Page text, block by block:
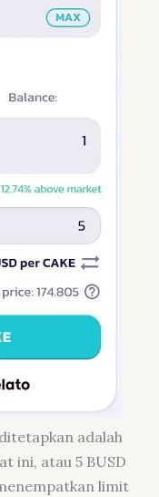
adalah
ini, atau 5 BUSD
limit